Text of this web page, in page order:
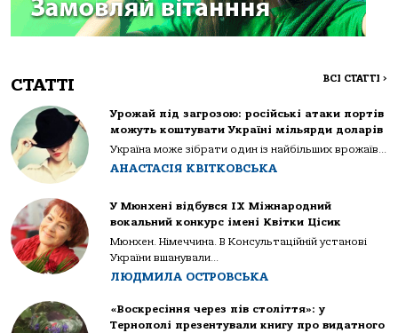
СТАТТІ ВСІ СТАТТІ >
Урожай під загрозою: російські атаки портів
можуть коштувати Україні мільярди доларів
Україна може зібрати один із найбільших врожаїв...
АНАСТАСІЯ КВІТКОВСЬКА
У Мюнхені відбувся IX Міжнародний
вокальний конкурс імені Квітки Цісик
Мюнхен. Німеччина. В Консультаційній установі
України вшанували...
ЛЮДМИЛА ОСТРОВСЬКА
«Воскресіння через пів століття»: у
Тернополі презентували книгу про видатного